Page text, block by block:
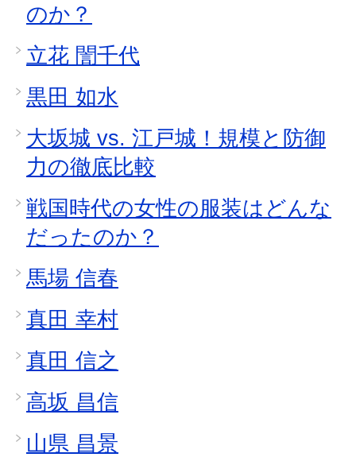
のか？
立花 誾千代
黒田 如水
大坂城 vs. 江戸城！規模と防御
力の徹底比較
戦国時代の女性の服装はどんな
だったのか？
馬場 信春
真田 幸村
真田 信之
高坂 昌信
山県 昌景